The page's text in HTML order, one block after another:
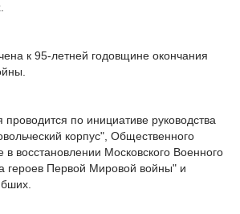
к 95-летней годовщине окончания
по инициативе руководства
корпус", Общественного
в восстановлении Московского Военного
героев Первой Мировой войны" и